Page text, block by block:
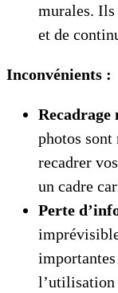
murales. Ils
et de
Inconvénients :
Recadrage
photos sont
recadrer
un cadre
Perte
l’utilisation